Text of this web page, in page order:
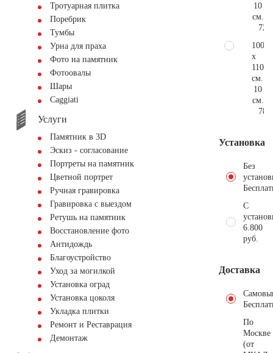
Тротуарная плитка
Поребрик
Тумбы
Урна для праха
Фото на памятник
Фотоовалы
Шары
Сaggiati
Услуги
Памятник в 3D
Эскиз - согласование
Портреты на памятник
Цветной портрет
Ручная гравировка
Гравировка с выездом
Ретушь на памятник
Восстановление фото
Антидождь
Благоустройство
Уход за могилкой
Установка оград
Установка цоколя
Укладка плитки
Ремонт и Реставрация
Демонтаж
10
см.
100
x
110
см.
10
см.
Установка
Без
С
6.800
руб.
Доставка
По
Москве
(от